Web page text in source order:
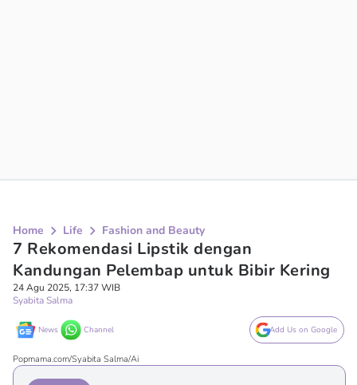
Home Life Fashion and Beauty
7 Rekomendasi Lipstik dengan
Kandungan Pelembap untuk Bibir Kering
24 Agu 2025, 17:37 WIB
Syabita Salma
News Channel Add Us on Google
Popmama.com/Syabita Salma/Ai